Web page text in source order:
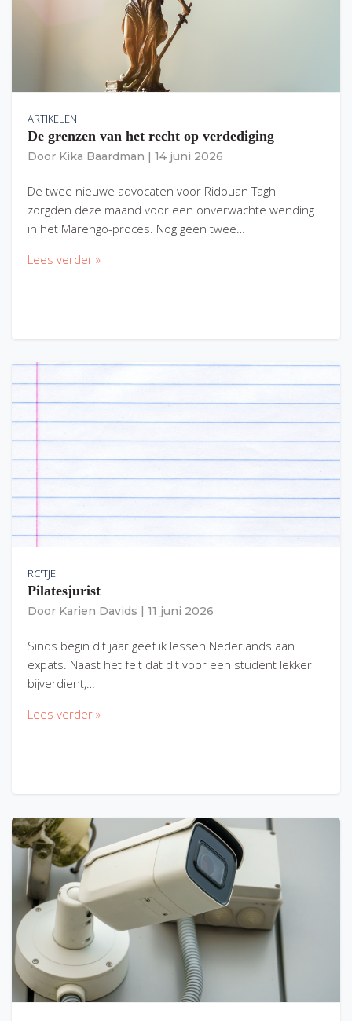
ARTIKELEN
De grenzen van het recht op verdediging
Door Kika Baardman 14 juni 2026
De twee nieuwe advocaten voor Ridouan Taghi
zorgden deze maand voor een onverwachte wending
in het Marengo-proces. Nog geen twee…
Lees verder »
RC'TJE
Pilatesjurist
Door Karien Davids 11 juni 2026
Sinds begin dit jaar geef ik lessen Nederlands aan
expats. Naast het feit dat dit voor een student lekker
bijverdient,…
Lees verder »